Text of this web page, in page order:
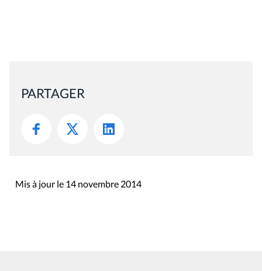
PARTAGER
Mis à jour le 14 novembre 2014